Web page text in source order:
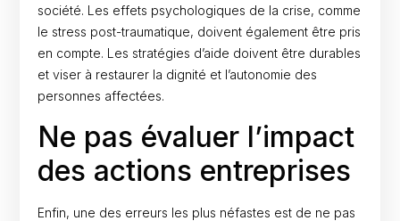
société. Les effets psychologiques de la crise, comme
le stress post-traumatique, doivent également être pris
en compte. Les stratégies d’aide doivent être durables
et viser à restaurer la dignité et l’autonomie des
personnes affectées.
Ne pas évaluer l’impact
des actions entreprises
Enfin, une des erreurs les plus néfastes est de ne pas